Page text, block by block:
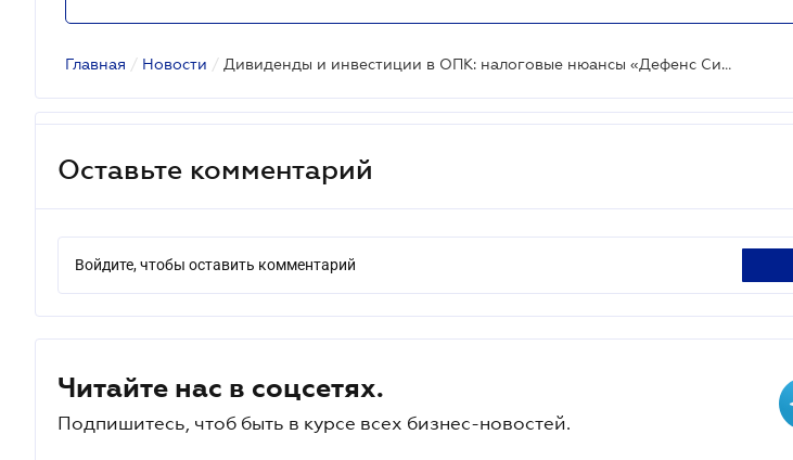
Главная / Новости / Дивиденды и инвестиции в ОПК: налоговые нюансы «Дефенс Сити»
Оставьте комментарий
Войдите, чтобы оставить комментарий
Читайте нас в соцсетях.
Подпишитесь, чтоб быть в курсе всех бизнес-новостей.